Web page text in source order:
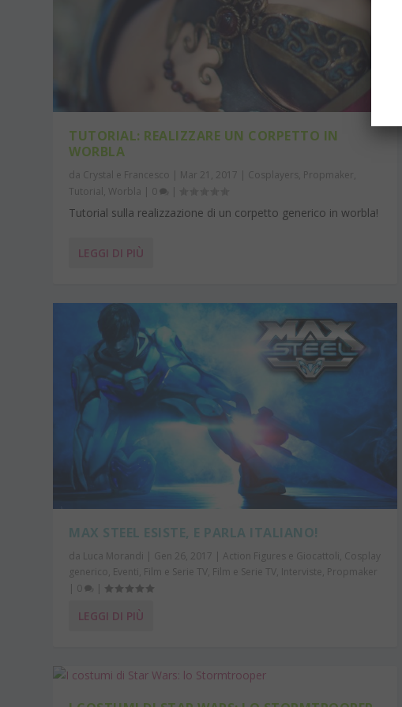
TUTORIAL: REALIZZARE UN CORPETTO IN
WORBLA
da Crystal e Francesco | Mar 21, 2017 | Cosplayers , Propmaker ,
Tutorial, Worbla | 0 |
Tutorial sulla realizzazione di un corpetto generico in worbla!
LEGGI DI PIÙ
MAX STEEL ESISTE, E PARLA ITALIANO!
da Luca Morandi | Gen 26, 2017 | Action Figures e Giocattoli, Cosplay
generico , Eventi, Film e Serie TV, Film e Serie TV, Interviste , Propmaker
| 0 |
LEGGI DI PIÙ